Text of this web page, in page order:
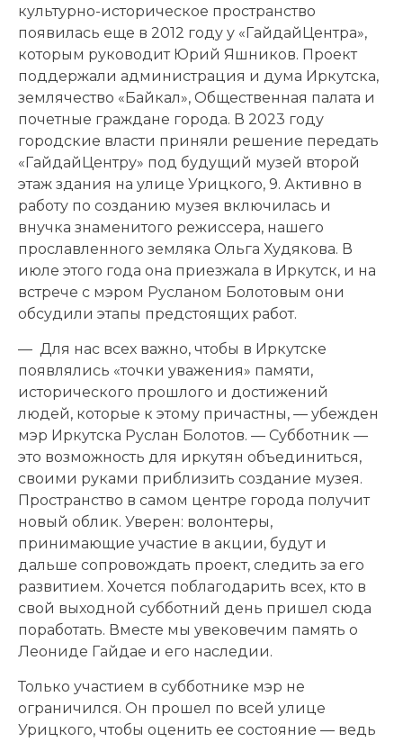
культурно-историческое пространство
появилась еще в 2012 году у «ГайдайЦентра»,
которым руководит Юрий Яшников. Проект
поддержали администрация и дума Иркутска,
землячество «Байкал», Общественная палата и
почетные граждане города. В 2023 году
городские власти приняли решение передать
«ГайдайЦентру» под будущий музей второй
этаж здания на улице Урицкого, 9. Активно в
работу по созданию музея включилась и
внучка знаменитого режиссера, нашего
прославленного земляка Ольга Худякова. В
июле этого года она приезжала в Иркутск, и на
встрече с мэром Русланом Болотовым они
обсудили этапы предстоящих работ.
— Для нас всех важно, чтобы в Иркутске
появлялись «точки уважения» памяти,
исторического прошлого и достижений
людей, которые к этому причастны, — убежден
мэр Иркутска Руслан Болотов. — Субботник —
это возможность для иркутян объединиться,
своими руками приблизить создание музея.
Пространство в самом центре города получит
новый облик. Уверен: волонтеры,
принимающие участие в акции, будут и
дальше сопровождать проект, следить за его
развитием. Хочется поблагодарить всех, кто в
свой выходной субботний день пришел сюда
поработать. Вместе мы увековечим память о
Леониде Гайдае и его наследии.
Только участием в субботнике мэр не
ограничился. Он прошел по всей улице
Урицкого, чтобы оценить ее состояние — ведь